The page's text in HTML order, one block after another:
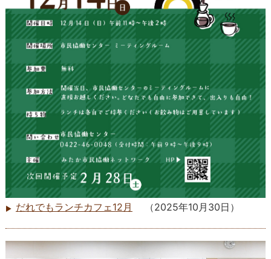
だれでもランチカフェ12月 （2025年10月30日 ）